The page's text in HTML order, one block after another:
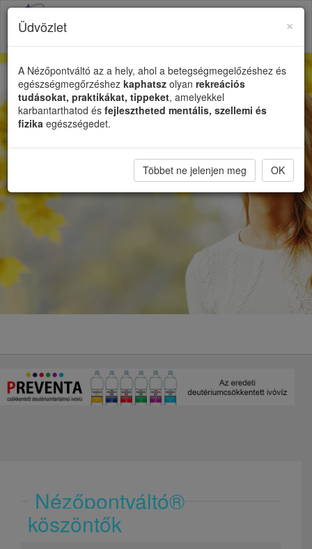
Nézőpontváltó®
köszöntők
×
Üdvözlet
A Nézőpontváltó az a hely, ahol a betegségmegelőzéshez és
egészségmegőrzéshez kaphatsz olyan rekreációs
tudásokat, praktikákat, tippeket, amelyekkel
karbantarthatod és fejlesztheted mentális, szellemi és
fizika egészségedet.
Többet ne jelenjen meg OK